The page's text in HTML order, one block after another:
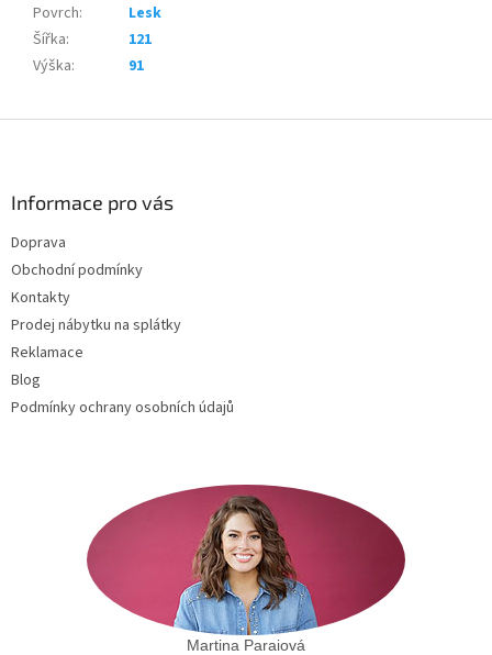
Povrch:
Lesk
Šířka:
121
Výška: 91
Informace pro vás
Doprava
Obchodní podmínky
Kontakty
Prodej nábytku na splátky
Reklamace
Blog
Podmínky ochrany osobních údajů
Martina Paraiová